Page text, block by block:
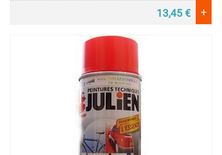
13,45 € +